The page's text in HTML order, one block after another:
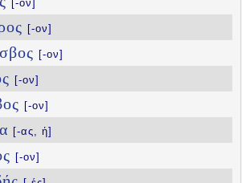
[-ον]
[-ον]
[-ον]
[-ον]
[-ον]
[-ας, ἡ]
[-ον]